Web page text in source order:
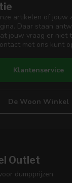
artikelen of jouw
Daar staan
jouw vraag er niet
met ons kunt
Klantenservice
De Woon Winkel
Outlet
dumpprijzen